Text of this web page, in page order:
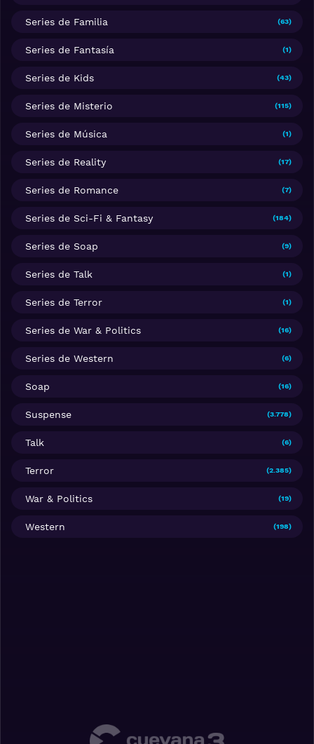
Series de Familia (63)
Series de Fantasía (1)
Series de Kids (43)
Series de Misterio (115)
Series de Música (1)
Series de Reality (17)
Series de Romance (7)
Series de Sci-Fi & Fantasy (184)
Series de Soap (9)
Series de Talk (1)
Series de Terror (1)
Series de War & Politics (16)
Series de Western (6)
Soap (16)
Suspense (3.778)
Talk (6)
Terror (2.385)
War & Politics (19)
Western (198)